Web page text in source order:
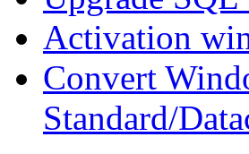
Activation
Convert
Standard/